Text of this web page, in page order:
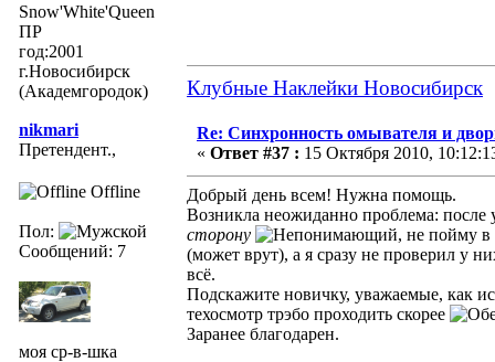
Snow'White'Queen
ПР
год:2001
г.Новосибирск
(Академгородок)
Клубные Наклейки Новосибирск
nikmari
Претендент.,
Offline
Пол:
Сообщений: 7
моя ср-в-шка
Re: Синхронность омывателя и
« Ответ #37 : 15 Октября 2010,
Добрый день всем! Нужна помощь.
Возникла неожиданно проблема: после
сторону
, не пойму в
(может врут), а я сразу не проверил у
всё.
Подскажите новичку, уважаемые, как
техосмотр трэбо проходить скорее
Заранее благодарен.